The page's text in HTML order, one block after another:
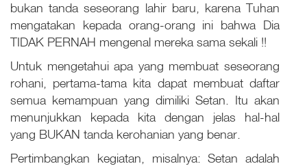
bukan tanda seseorang lahir baru, karena Tuhan
mengatakan kepada orang-orang ini bahwa Dia
TIDAK PERNAH mengenal mereka sama sekali !!
Untuk mengetahui apa yang membuat seseorang
rohani, pertama-tama kita dapat membuat daftar
semua kemampuan yang dimiliki Setan. Itu akan
menunjukkan kepada kita dengan jelas hal-hal
yang BUKAN tanda kerohanian yang benar.
Pertimbangkan kegiatan, misalnya: Setan adalah